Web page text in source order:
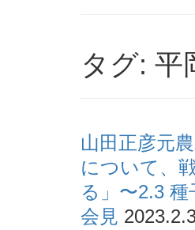
タグ: 平
山田正彦元
について、
る」〜2.3
会見